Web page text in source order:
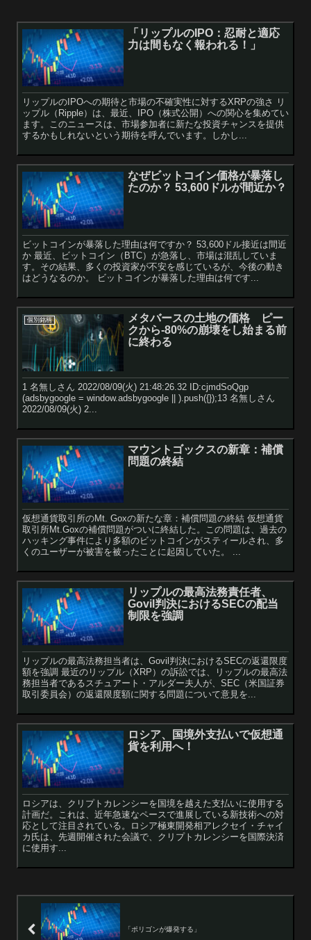
「リップルのIPO：忍耐と適応
力は間もなく報われる！」
リップルのIPOへの期待と市場の不確実性に対するXRPの強さ リ
ップル（Ripple）は、最近、IPO（株式公開）への関心を集めてい
ます。このニュースは、市場参加者に新たな投資チャンスを提供
するかもしれないという期待を呼んでいます。しかし...
なぜビットコイン価格が暴落し
たのか？ 53,600ドルが間近か？
ビットコインが暴落した理由は何ですか？ 53,600ドル接近は間近
か 最近、ビットコイン（BTC）が急落し、市場は混乱していま
す。その結果、多くの投資家が不安を感じているが、今後の動き
はどうなるのか。 ビットコインが暴落した理由は何です...
個別銘柄
メタバースの土地の価格 ピー
クから-80%の崩壊をし始まる前
に終わる
1 名無しさん 2022/08/09(火) 21:48:26.32 ID:cjmdSoQgp
(adsbygoogle = window.adsbygoogle || ).push({});13 名無しさん
2022/08/09(火) 2...
マウントゴックスの新章：補償
問題の終結
仮想通貨取引所のMt. Goxの新たな章：補償問題の終結 仮想通貨
取引所Mt.Goxの補償問題がついに終結した。この問題は、過去の
ハッキング事件により多額のビットコインがスティールされ、多
くのユーザーが被害を被ったことに起因していた。 ...
リップルの最高法務責任者、
Govil判決におけるSECの配当
制限を強調
リップルの最高法務担当者は、Govil判決におけるSECの返還限度
額を強調 最近のリップル（XRP）の訴訟では、リップルの最高法
務担当者であるスチュアート・アルダー夫人が、SEC（米国証券
取引委員会）の返還限度額に関する問題について意見を...
ロシア、国境外支払いで仮想通
貨を利用へ！
ロシアは、クリプトカレンシーを国境を越えた支払いに使用する
計画だ。これは、近年急速なペースで進展している新技術への対
応として注目されている。ロシア極東開発相アレクセイ・チャイ
カ氏は、先週開催された会議で、クリプトカレンシーを国際決済
に使用す...
「ポリゴンが爆発する」